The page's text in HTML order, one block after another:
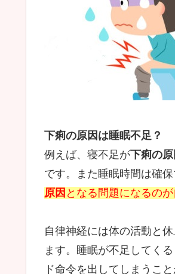
下痢の原因は睡眠不足？
例えば、寝不足が下痢の原
です。また睡眠時間は確
原因 となる問題になるのが
自律神経には体の活動と
ます。睡眠が不足してく
ド命令を出してしまうこと